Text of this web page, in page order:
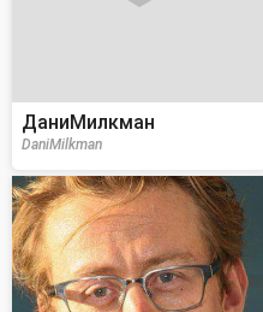
ДаниМилкман
DaniMilkman